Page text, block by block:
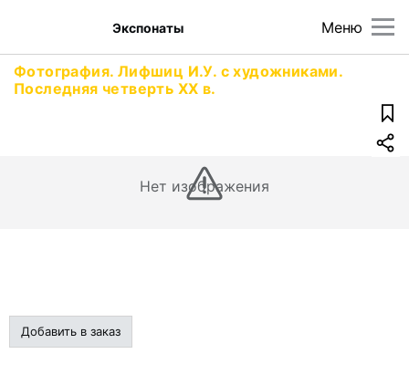
Меню
Экспонаты
Фотография. Лифшиц И.У. с художниками.
Последняя четверть XX в.
Нет изображения
Добавить в заказ